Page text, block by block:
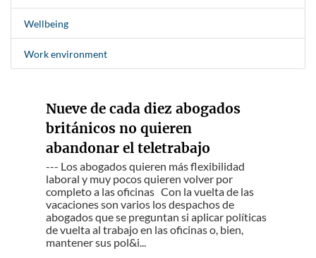
Wellbeing
Work environment
Nueve de cada diez abogados
británicos no quieren
abandonar el teletrabajo
--- Los abogados quieren más flexibilidad
laboral y muy pocos quieren volver por
completo a las oficinas Con la vuelta de las
vacaciones son varios los despachos de
abogados que se preguntan si aplicar políticas
de vuelta al trabajo en las oficinas o, bien,
mantener sus pol&i...